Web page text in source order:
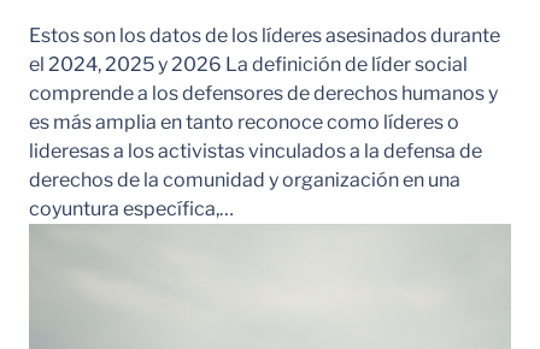
Estos son los datos de los líderes asesinados durante
el 2024, 2025 y 2026 La definición de líder social
comprende a los defensores de derechos humanos y
es más amplia en tanto reconoce como líderes o
lideresas a los activistas vinculados a la defensa de
derechos de la comunidad y organización en una
coyuntura específica,…